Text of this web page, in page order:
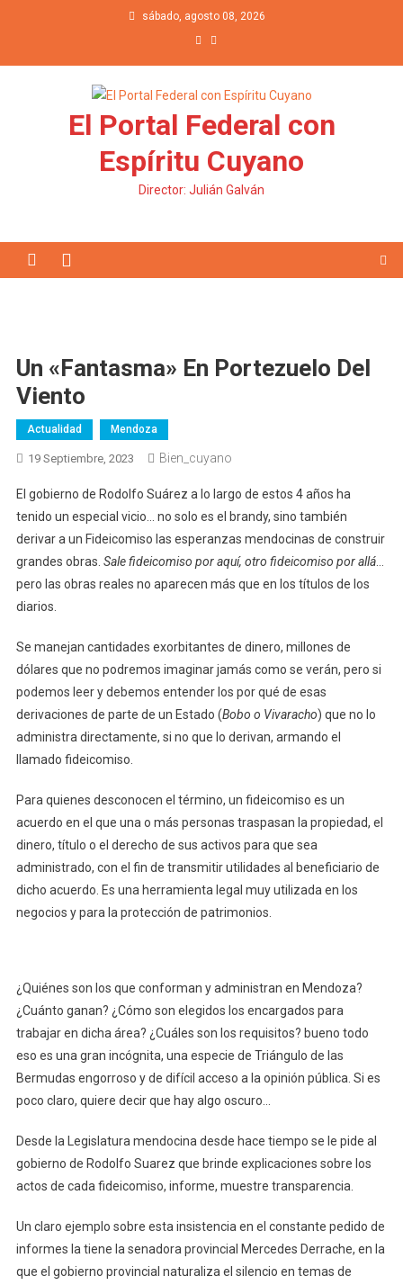
sábado, agosto 08, 2026
El Portal Federal con
Espíritu Cuyano
Director: Julián Galván
Un «Fantasma» En Portezuelo Del
Viento
Actualidad Mendoza
19 Septiembre, 2023 Bien_cuyano
El gobierno de Rodolfo Suárez a lo largo de estos 4 años ha
tenido un especial vicio… no solo es el brandy, sino también
derivar a un Fideicomiso las esperanzas mendocinas de construir
grandes obras. Sale fideicomiso por aquí, otro fideicomiso por allá…
pero las obras reales no aparecen más que en los títulos de los
diarios.
Se manejan cantidades exorbitantes de dinero, millones de
dólares que no podremos imaginar jamás como se verán, pero si
podemos leer y debemos entender los por qué de esas
derivaciones de parte de un Estado (Bobo o Vivaracho) que no lo
administra directamente, si no que lo derivan, armando el
llamado fideicomiso.
Para quienes desconocen el término, un fideicomiso es un
acuerdo en el que una o más personas traspasan la propiedad, el
dinero, título o el derecho de sus activos para que sea
administrado, con el fin de transmitir utilidades al beneficiario de
dicho acuerdo. Es una herramienta legal muy utilizada en los
negocios y para la protección de patrimonios.
¿Quiénes son los que conforman y administran en Mendoza?
¿Cuánto ganan? ¿Cómo son elegidos los encargados para
trabajar en dicha área? ¿Cuáles son los requisitos? bueno todo
eso es una gran incógnita, una especie de Triángulo de las
Bermudas engorroso y de difícil acceso a la opinión pública. Si es
poco claro, quiere decir que hay algo oscuro…
Desde la Legislatura mendocina desde hace tiempo se le pide al
gobierno de Rodolfo Suarez que brinde explicaciones sobre los
actos de cada fideicomiso, informe, muestre transparencia.
Un claro ejemplo sobre esta insistencia en el constante pedido de
informes la tiene la senadora provincial Mercedes Derrache, en la
que el gobierno provincial naturaliza el silencio en temas de